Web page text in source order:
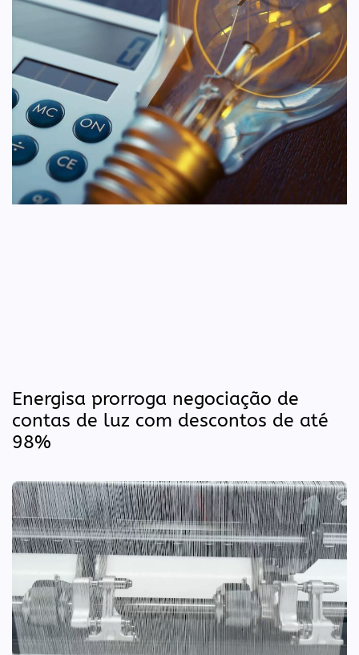
Energisa prorroga negociação de
contas de luz com descontos de até
98%